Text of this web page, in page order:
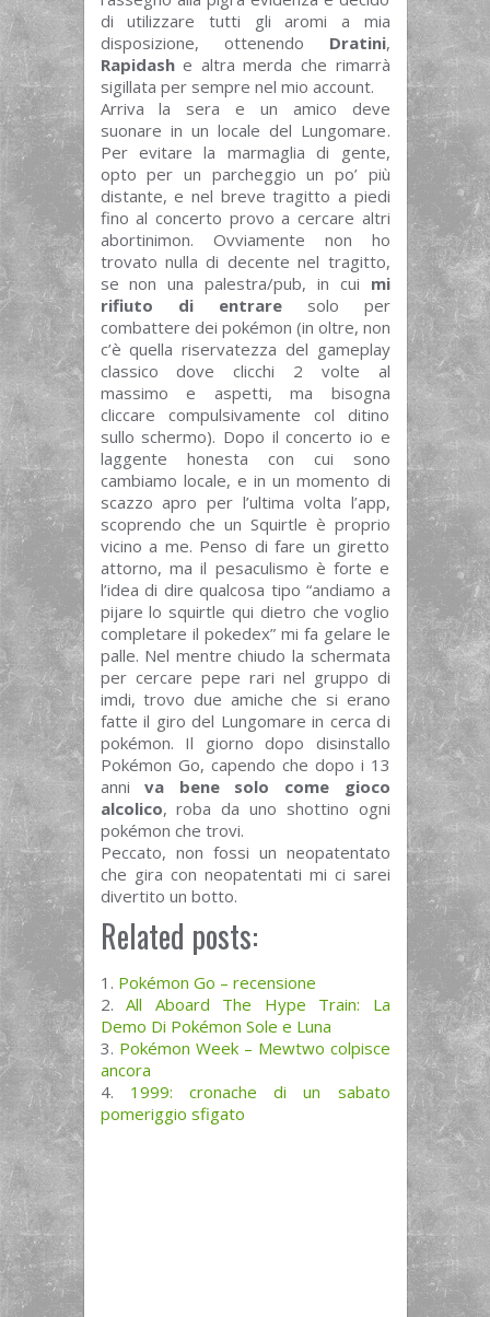
di utilizzare tutti gli aromi a mia
disposizione, ottenendo Dratini,
Rapidashe altra merda che rimarrà
sigillata per sempre nel mio account.
Arriva la sera e un amico deve
suonare in un locale del Lungomare.
Per evitare la marmaglia di gente,
opto per un parcheggio un po’ più
distante, e nel breve tragitto a piedi
fino al concerto provo a cercare altri
abortinimon. Ovviamente non ho
trovato nulla di decente nel tragitto,
se non una palestra/pub, in cui mi
rifiuto di entraresolo per
combattere dei pokémon (in oltre, non
c’è quella riservatezza del gameplay
classico dove clicchi 2 volte al
massimo e aspetti, ma bisogna
cliccare compulsivamente col ditino
sullo schermo). Dopo il concerto io e
laggente honesta con cui sono
cambiamo locale, e in un momento di
scazzo apro per l’ultima volta l’app,
scoprendo che un Squirtle è proprio
vicino a me. Penso di fare un giretto
attorno, ma il pesaculismo è forte e
l’idea di dire qualcosa tipo “andiamo a
pijare lo squirtle qui dietro che voglio
completare il pokedex” mi fa gelare le
palle. Nel mentre chiudo la schermata
per cercare pepe rari nel gruppo di
imdi, trovo due amiche che si erano
fatte il giro del Lungomare in cerca di
pokémon. Il giorno dopo disinstallo
Pokémon Go, capendo che dopo i 13
anniva bene solo come gioco
alcolico, roba da uno shottino ogni
pokémon che trovi.
Peccato, non fossi un neopatentato
che gira con neopatentati mi ci sarei
divertito un botto.
Related posts:
Pokémon Go – recensione
All Aboard The Hype Train: La
Demo Di Pokémon Sole e Luna
Pokémon Week – Mewtwo colpisce
ancora
1999: cronache di un sabato
pomeriggio sfigato